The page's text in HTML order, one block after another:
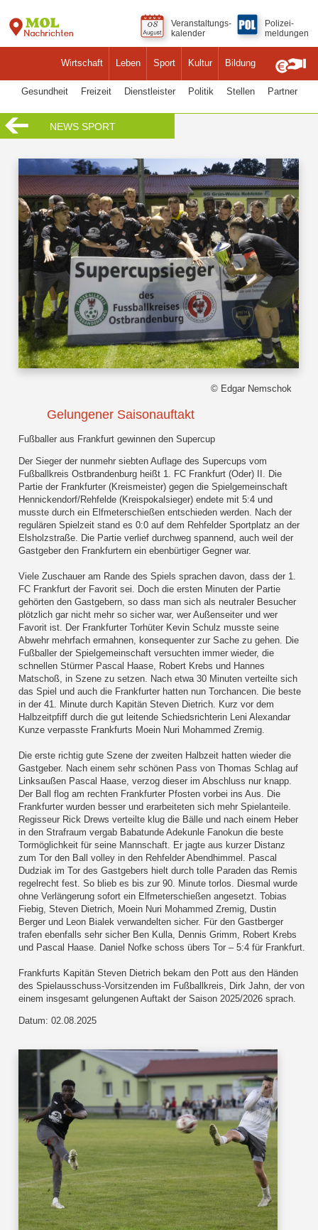
Wirtschaft Leben Sport Kultur Bildung
Veranstaltungs-
kalender
Polizei-
meldungen
Gesundheit Freizeit Dienstleister Politik Stellen Partner
NEWS SPORT
© Edgar Nemschok
Gelungener Saisonauftakt
Fußballer aus Frankfurt gewinnen den Supercup
Der Sieger der nunmehr siebten Auflage des Supercups vom
Fußballkreis Ostbrandenburg heißt 1. FC Frankfurt (Oder) II. Die
Partie der Frankfurter (Kreismeister) gegen die Spielgemeinschaft
Hennickendorf/Rehfelde (Kreispokalsieger) endete mit 5:4 und
musste durch ein Elfmeterschießen entschieden werden. Nach der
regulären Spielzeit stand es 0:0 auf dem Rehfelder Sportplatz an der
Elsholzstraße. Die Partie verlief durchweg spannend, auch weil der
Gastgeber den Frankfurtern ein ebenbürtiger Gegner war.
Viele Zuschauer am Rande des Spiels sprachen davon, dass der 1.
FC Frankfurt der Favorit sei. Doch die ersten Minuten der Partie
gehörten den Gastgebern, so dass man sich als neutraler Besucher
plötzlich gar nicht mehr so sicher war, wer Außenseiter und wer
Favorit ist. Der Frankfurter Torhüter Kevin Schulz musste seine
Abwehr mehrfach ermahnen, konsequenter zur Sache zu gehen. Die
Fußballer der Spielgemeinschaft versuchten immer wieder, die
schnellen Stürmer Pascal Haase, Robert Krebs und Hannes
Matschoß, in Szene zu setzen. Nach etwa 30 Minuten verteilte sich
das Spiel und auch die Frankfurter hatten nun Torchancen. Die beste
in der 41. Minute durch Kapitän Steven Dietrich. Kurz vor dem
Halbzeitpfiff durch die gut leitende Schiedsrichterin Leni Alexandar
Kunze verpasste Frankfurts Moein Nuri Mohammed Zremig.
Die erste richtig gute Szene der zweiten Halbzeit hatten wieder die
Gastgeber. Nach einem sehr schönen Pass von Thomas Schlag auf
Linksaußen Pascal Haase, verzog dieser im Abschluss nur knapp.
Der Ball flog am rechten Frankfurter Pfosten vorbei ins Aus. Die
Frankfurter wurden besser und erarbeiteten sich mehr Spielanteile.
Regisseur Rick Drews verteilte klug die Bälle und nach einem Heber
in den Strafraum vergab Babatunde Adekunle Fanokun die beste
Tormöglichkeit für seine Mannschaft. Er jagte aus kurzer Distanz
zum Tor den Ball volley in den Rehfelder Abendhimmel. Pascal
Dudziak im Tor des Gastgebers hielt durch tolle Paraden das Remis
regelrecht fest. So blieb es bis zur 90. Minute torlos. Diesmal wurde
ohne Verlängerung sofort ein Elfmeterschießen angesetzt. Tobias
Fiebig, Steven Dietrich, Moein Nuri Mohammed Zremig, Dustin
Berger und Leon Bialek verwandelten sicher. Für den Gastberger
trafen ebenfalls sehr sicher Ben Kulla, Dennis Grimm, Robert Krebs
und Pascal Haase. Daniel Nofke schoss übers Tor – 5:4 für Frankfurt.
Frankfurts Kapitän Steven Dietrich bekam den Pott aus den Händen
des Spielausschuss-Vorsitzenden im Fußballkreis, Dirk Jahn, der von
einem insgesamt gelungenen Auftakt der Saison 2025/2026 sprach.
Datum: 02.08.2025